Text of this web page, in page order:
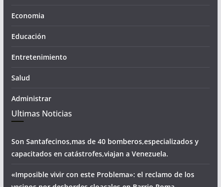
Economia
Educación
Entretenimiento
Salud
Administrar
Ultimas Noticias
Son Santafecinos,mas de 40 bomberos,especializados y
capacitados en catástrofes,viajan a Venezuela.
«Imposible vivir con este Problema»: el reclamo de los